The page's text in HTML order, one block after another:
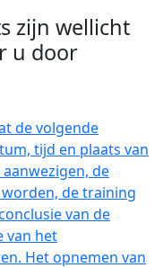
zijn wellicht
u door
de volgende
tijd en plaats van
de
de training
van de
van het
Het opnemen van